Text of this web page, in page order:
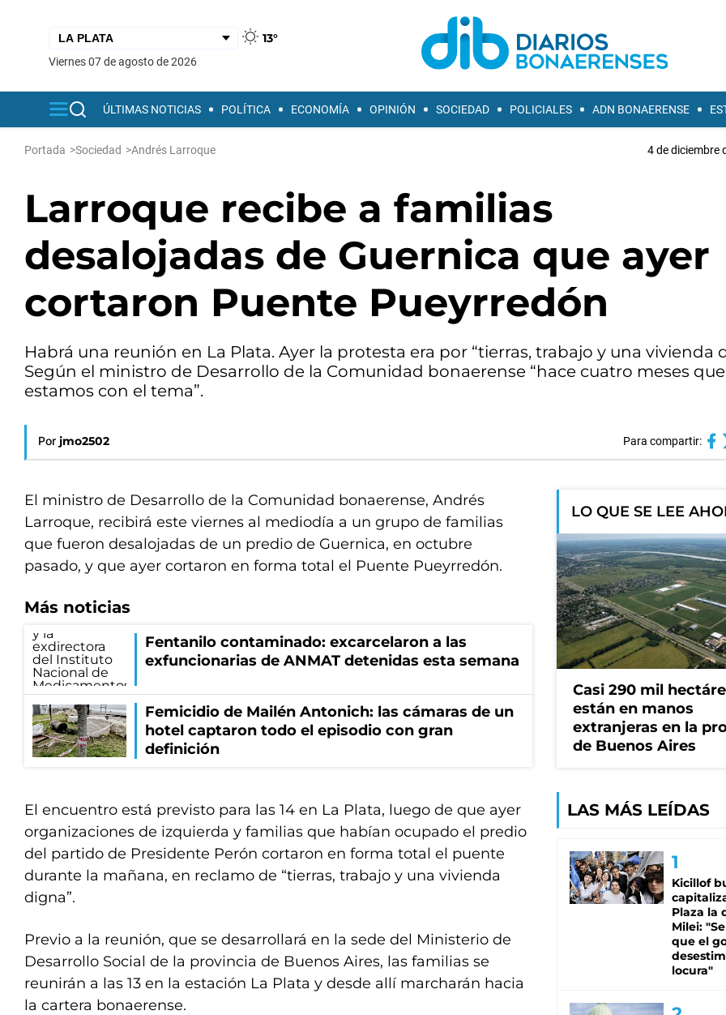
13°
viernes 07 de agosto de 2026
ÚLTIMAS NOTICIAS POLÍTICA ECONOMÍA OPINIÓN SOCIEDAD POLICIALES ADN BONAERENSE
Portada >Sociedad >Andrés Larroque 4 de diciembre
Larroque recibe a familias
desalojadas de Guernica que ayer
cortaron Puente Pueyrredón
Habrá una reunión en La Plata. Ayer la protesta era por “tierras, trabajo y una vivienda
Según el ministro de Desarrollo de la Comunidad bonaerense “hace cuatro meses que
estamos con el tema”.
Por jmo2502 Para compartir:
El ministro de Desarrollo de la Comunidad bonaerense, Andrés
Larroque, recibirá este viernes al mediodía a un grupo de familias
que fueron desalojadas de un predio de Guernica, en octubre
pasado, y que ayer cortaron en forma total el Puente Pueyrredón.
Más noticias
Fentanilo contaminado: excarcelaron a las
exfuncionarias de ANMAT detenidas esta semana
Femicidio de Mailén Antonich: las cámaras de un
hotel captaron todo el episodio con gran
definición
El encuentro está previsto para las 14 en La Plata, luego de que ayer
organizaciones de izquierda y familias que habían ocupado el predio
del partido de Presidente Perón cortaron en forma total el puente
durante la mañana, en reclamo de “tierras, trabajo y una vivienda
digna”.
Previo a la reunión, que se desarrollará en la sede del Ministerio de
Desarrollo Social de la provincia de Buenos Aires, las familias se
reunirán a las 13 en la estación La Plata y desde allí marcharán hacia
la cartera bonaerense.
LO QUE SE LEE
Casi 290 mil
están en manos
extranjeras en la
de Buenos Aires
LAS MÁS LEÍDAS
Kicillof
Plaza la
Milei:
que el
locura"